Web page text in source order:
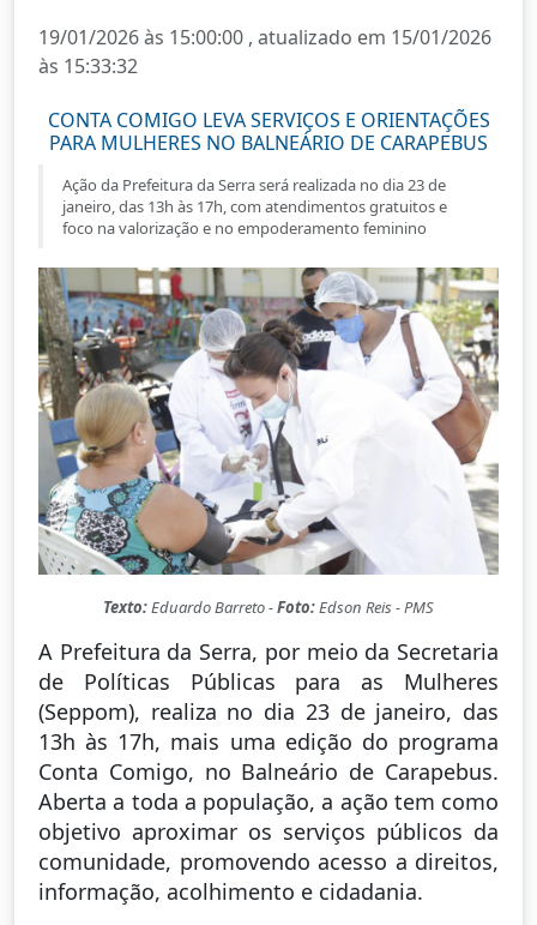
19/01/2026 às 15:00:00 , atualizado em 15/01/2026
às 15:33:32
CONTA COMIGO LEVA SERVIÇOS E ORIENTAÇÕES
PARA MULHERES NO BALNEÁRIO DE CARAPEBUS
Ação da Prefeitura da Serra será realizada no dia 23 de
janeiro, das 13h às 17h, com atendimentos gratuitos e
foco na valorização e no empoderamento feminino
Texto:Eduardo Barreto -Foto:Edson Reis - PMS
A Prefeitura da Serra, por meio da Secretaria
de Políticas Públicas para as Mulheres
(Seppom), realiza no dia 23 de janeiro, das
13h às 17h, mais uma edição do programa
Conta Comigo, no Balneário de Carapebus.
Aberta a toda a população, a ação tem como
objetivo aproximar os serviços públicos da
comunidade, promovendo acesso a direitos,
informação, acolhimento e cidadania.